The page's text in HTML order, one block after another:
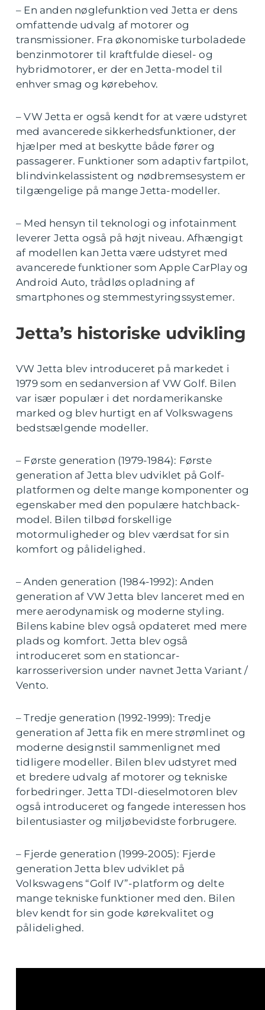
– En anden nøglefunktion ved Jetta er dens
omfattende udvalg af motorer og
transmissioner. Fra økonomiske turboladede
benzinmotorer til kraftfulde diesel- og
hybridmotorer, er der en Jetta-model til
enhver smag og kørebehov.
– VW Jetta er også kendt for at være udstyret
med avancerede sikkerhedsfunktioner, der
hjælper med at beskytte både fører og
passagerer. Funktioner som adaptiv fartpilot,
blindvinkelassistent og nødbremsesystem er
tilgængelige på mange Jetta-modeller.
– Med hensyn til teknologi og infotainment
leverer Jetta også på højt niveau. Afhængigt
af modellen kan Jetta være udstyret med
avancerede funktioner som Apple CarPlay og
Android Auto, trådløs opladning af
smartphones og stemmestyringssystemer.
Jetta’s historiske udvikling
VW Jetta blev introduceret på markedet i
1979 som en sedanversion af VW Golf. Bilen
var især populær i det nordamerikanske
marked og blev hurtigt en af Volkswagens
bedstsælgende modeller.
– Første generation (1979-1984): Første
generation af Jetta blev udviklet på Golf-
platformen og delte mange komponenter og
egenskaber med den populære hatchback-
model. Bilen tilbød forskellige
motormuligheder og blev værdsat for sin
komfort og pålidelighed.
– Anden generation (1984-1992): Anden
generation af VW Jetta blev lanceret med en
mere aerodynamisk og moderne styling.
Bilens kabine blev også opdateret med mere
plads og komfort. Jetta blev også
introduceret som en stationcar-
karrosseriversion under navnet Jetta Variant /
Vento.
– Tredje generation (1992-1999): Tredje
generation af Jetta fik en mere strømlinet og
moderne designstil sammenlignet med
tidligere modeller. Bilen blev udstyret med
et bredere udvalg af motorer og tekniske
forbedringer. Jetta TDI-dieselmotoren blev
også introduceret og fangede interessen hos
bilentusiaster og miljøbevidste forbrugere.
– Fjerde generation (1999-2005): Fjerde
generation Jetta blev udviklet på
Volkswagens “Golf IV”-platform og delte
mange tekniske funktioner med den. Bilen
blev kendt for sin gode kørekvalitet og
pålidelighed.